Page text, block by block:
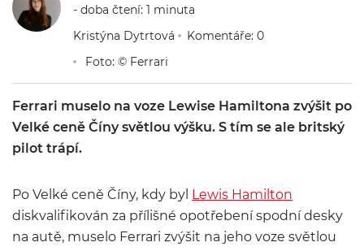
- doba čtení: 1 minuta
Kristýna Dytrtová
Komentáře: 0
Foto: © Ferrari
Ferrari muselo na voze Lewise Hamiltona zvýšit po
Velké ceně Číny světlou výšku. S tím se ale britský
pilot trápí.
Po Velké ceně Číny, kdy byl Lewis Hamilton
diskvalifikován za přílišné opotřebení spodní desky
na autě, muselo Ferrari zvýšit na jeho voze světlou